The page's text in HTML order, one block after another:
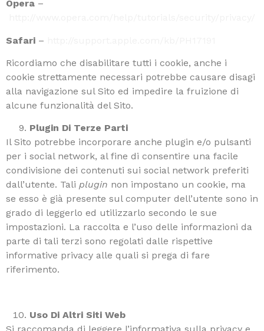
Opera –
Safari –
Ricordiamo che disabilitare tutti i cookie, anche i
cookie strettamente necessari potrebbe causare disagi
alla navigazione sul Sito ed impedire la fruizione di
alcune funzionalità del Sito.
Plugin Di Terze Parti
Il Sito potrebbe incorporare anche plugin e/o pulsanti
per i social network, al fine di consentire una facile
condivisione dei contenuti sui social network preferiti
dall’utente. Tali plugin non impostano un cookie, ma
se esso è già presente sul computer dell’utente sono in
grado di leggerlo ed utilizzarlo secondo le sue
impostazioni. La raccolta e l’uso delle informazioni da
parte di tali terzi sono regolati dalle rispettive
informative privacy alle quali si prega di fare
riferimento.
Uso Di Altri Siti Web